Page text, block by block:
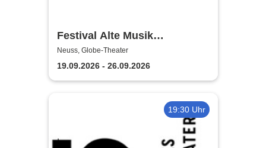
Festival Alte Musik
Knechtsteden
Neuss, Globe-Theater
19.09.2026 - 26.09.2026
19:30 Uhr